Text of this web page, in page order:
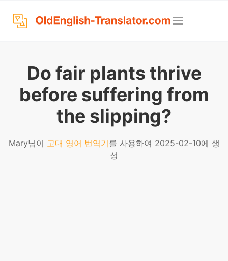
Do fair plants thrive
before suffering from
the slipping?
Mary님이 고대 영어 번역기를 사용하여 2025-02-10에 생
성